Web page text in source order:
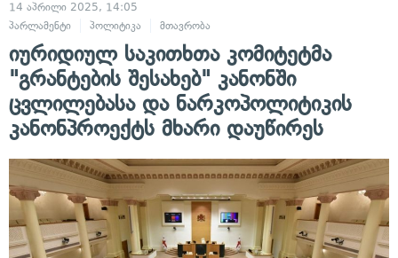
14 აპრილი 2025, 14:05
პარლამენტი
პოლიტიკა მთავრობა
იურიდიულ საკითხთა კომიტეტმა
"გრანტების შესახებ" კანონში
ცვლილებასა და ნარკოპოლიტიკის
კანონპროექტს მხარი დაუწირეს